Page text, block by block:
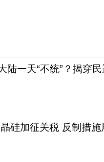
陆一天“不统”？揭穿
硅加征关税 反制措施